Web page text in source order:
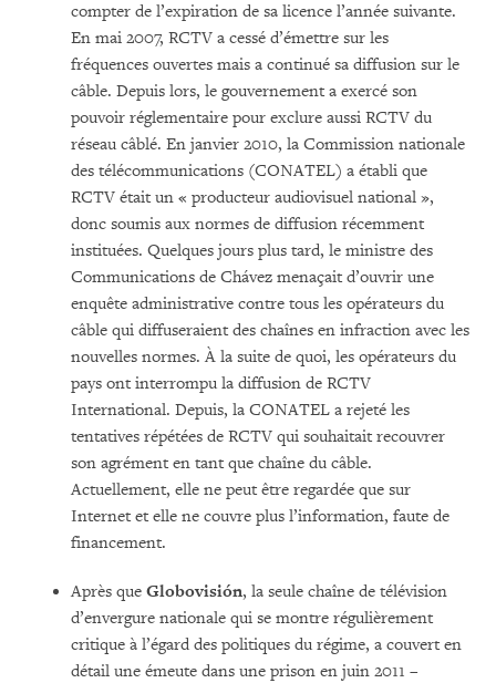
compter de l’expiration de sa licence l’année suivante.
En mai 2007, RCTV a cessé d’émettre sur les
fréquences ouvertes mais a continué sa diffusion sur le
câble. Depuis lors, le gouvernement a exercé son
pouvoir réglementaire pour exclure aussi RCTV du
réseau câblé. En janvier 2010, la Commission nationale
des télécommunications (CONATEL) a établi que
RCTV était un « producteur audiovisuel national »,
donc soumis aux normes de diffusion récemment
instituées. Quelques jours plus tard, le ministre des
Communications de Chávez menaçait d’ouvrir une
enquête administrative contre tous les opérateurs du
câble qui diffuseraient des chaînes en infraction avec les
nouvelles normes. À la suite de quoi, les opérateurs du
pays ont interrompu la diffusion de RCTV
International. Depuis, la CONATEL a rejeté les
tentatives répétées de RCTV qui souhaitait recouvrer
son agrément en tant que chaîne du câble.
Actuellement, elle ne peut être regardée que sur
Internet et elle ne couvre plus l’information, faute de
financement.
Après que Globovisión, la seule chaîne de télévision
d’envergure nationale qui se montre régulièrement
critique à l’égard des politiques du régime, a couvert en
détail une émeute dans une prison en juin 2011 –